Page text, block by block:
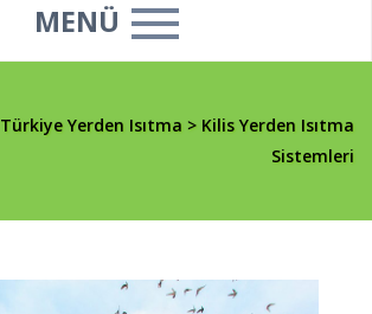
MENÜ
Türkiye Yerden Isıtma > Kilis Yerden Isıtma
Sistemleri